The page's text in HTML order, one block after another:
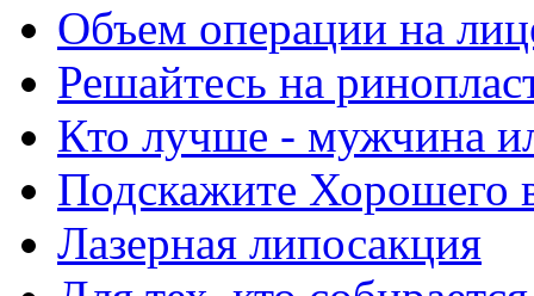
Объем операции на
Решайтесь на
Кто лучше - мужчина
Подскажите Хорошего
Лазерная липосакция